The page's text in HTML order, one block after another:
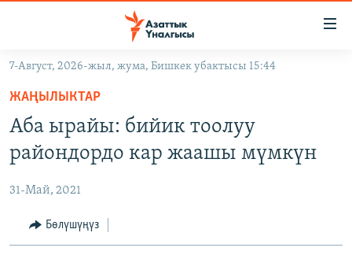
Навигацияга
өтүңүз
Издөөгө
салыңыз
КЫРГЫЗСТАН
КЫРГЫЗСТАН
ЭКОНОМИКА
МАДАНИЯТ
БОРБОР АЗИЯ
УКРАИНА
АТАЙЫН ИЛИКТӨӨ
ТВ ПРОГРАММАЛАР
7-Август, 2026-жыл, жума, Бишкек убактысы 15:44
ЖАҢЫЛЫКТАР
Аба ырайы: бийик тоолуу
райондордо кар жаашы мүмкүн
31-Май, 2021
Бөлүшүңүз